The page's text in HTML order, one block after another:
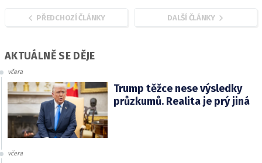
PŘEDCHOZÍ ČLÁNKY DALŠÍ ČLÁNKY
AKTUÁLNĚ SE DĚJE
včera
Trump těžce nese výsledky
průzkumů. Realita je prý jiná
včera